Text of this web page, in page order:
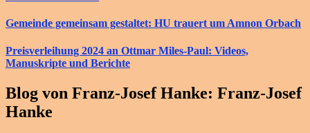
Gemeinde gemeinsam gestaltet: HU trauert um Amnon Orbach
Preisverleihung 2024 an Ottmar Miles-Paul: Videos,
Manuskripte und Berichte
Blog von Franz-Josef Hanke: Franz-Josef
Hanke